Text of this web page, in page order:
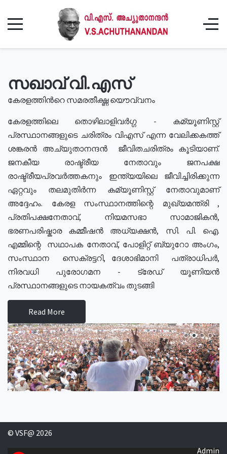
സഖാവ് വി.എസ്
കേരളത്തിൻറെ സമരതീക്ഷ്ണ യൌവ്വനം
കേരളത്തിലെ തൊഴിലാളിവർഗ്ഗ - കമ്യൂണിസ്റ്റ്
പ്രസ്ഥാനങ്ങളുടെ ചരിത്രം വിഎസ് എന്ന വേലിക്കകത്ത്
ശങ്കരൻ അച്യുതാനന്ദൻ ജീവിതചരിത്രം കൂടിയാണ്.
ജനകീയ രാഷ്ട്രീയ നേതാവും ജനപക്ഷ
രാഷ്ട്രീയപ്രവർത്തകനും ഇന്ത്യയിലെ ജീവിച്ചിരിക്കുന്ന
ഏറ്റവും തലമുതിർന്ന കമ്യൂണിസ്റ്റ് നേതാവുമാണ്
അദ്ദേഹം. കേരള സംസ്ഥാനത്തിന്റെ മുഖ്യമന്ത്രി ,
പ്രതിപക്ഷനേതാവ്, നിയമസഭാ സാമാജികൻ,
ഭരണപരിഷ്കാര കമ്മീഷൻ അധ്യക്ഷൻ, സി. പി. ഐ.
എമ്മിന്റെ സഥാപക നേതാവ്, പോളിറ്റ് ബ്യുറോ അംഗം,
സംസ്ഥാന സെക്രട്ടറി, ദേശാഭിമാനി പത്രാധിപർ,
നിരവധി പുരോഗമന - ട്രേഡ് യൂണിയൻ
പ്രസ്ഥാനങ്ങളുടെ നായകത്വം തുടങ്ങി
Read More
© VSF@ 2026
Admin